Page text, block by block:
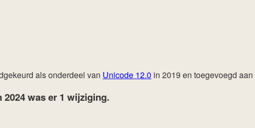
als onderdeel van Unicode 12.0 in 2019 en toegevoegd aan
2024was er 1 wijziging.